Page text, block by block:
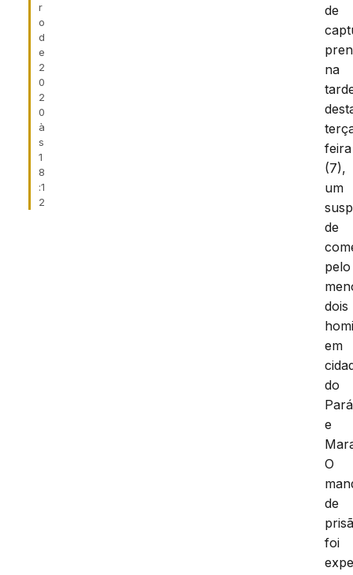
r
o
d
e
2
0
2
0
à
s
1
8
:1
2
de
na
feira
(7),
um
de
pelo
dois
em
do
Pará
e
O
de
foi